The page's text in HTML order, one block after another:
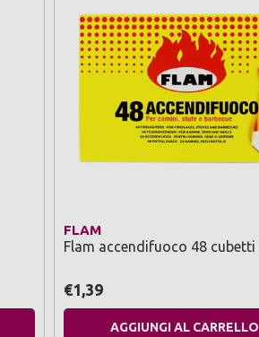
FLAM
Flam accendifuoco 48 cubetti
€1,39
AGGIUNGI AL CARRELLO